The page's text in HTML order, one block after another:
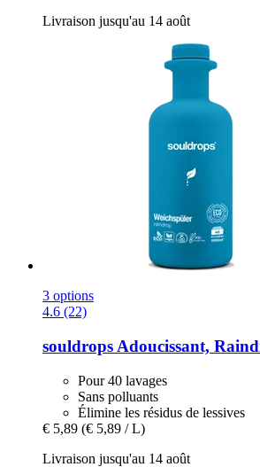
Livraison jusqu'au 14 août
3 options
4.6 (22)
souldrops Adoucissant,
Pour 40 lavages
Sans polluants
Élimine les résidus de lessives
€ 5,89 (€ 5,89 / L)
Livraison jusqu'au 14 août